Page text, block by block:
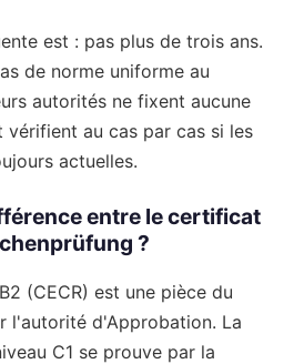
est : pas plus de trois ans.
de norme uniforme au
autorités ne fixent aucune
vérifient au cas par cas si les
actuelles.
entre le certificat
?
(CECR) est une pièce du
l'autorité d'Approbation. La
C1 se prouve par la